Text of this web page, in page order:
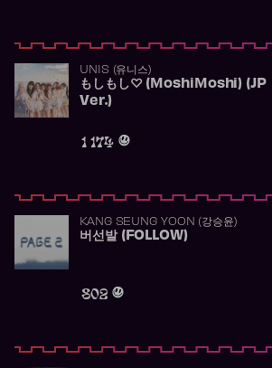
UNIS (유니스)
もしもし♡ (MoshiMoshi) (JP
Ver.)
1 174
KANG SEUNG YOON (강승윤)
버선발 (FOLLOW)
802